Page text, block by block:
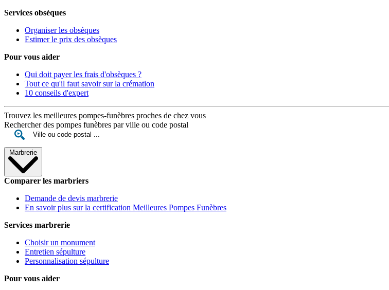
Services obsèques
Organiser les obsèques
Estimer le prix des obsèques
Pour vous aider
Qui doit payer les frais d'obsèques ?
Tout ce qu'il faut savoir sur la crémation
10 conseils d'expert
Trouvez les meilleures pompes-funèbres proches de chez vous
Rechercher des pompes funèbres par ville ou code postal
Marbrerie
Comparer les marbriers
Demande de devis marbrerie
En savoir plus sur la certification Meilleures Pompes Funèbres
Services marbrerie
Choisir un monument
Entretien sépulture
Personnalisation sépulture
Pour vous aider